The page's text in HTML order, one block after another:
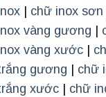
| chữ inox sơn
vàng gương
vàng xước|
gương
chữ
xước| chữ